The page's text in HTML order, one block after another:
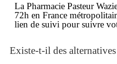
La Pharmacie Pasteur
72h en France
lien de suivi pour suivre
Existe-t-il des